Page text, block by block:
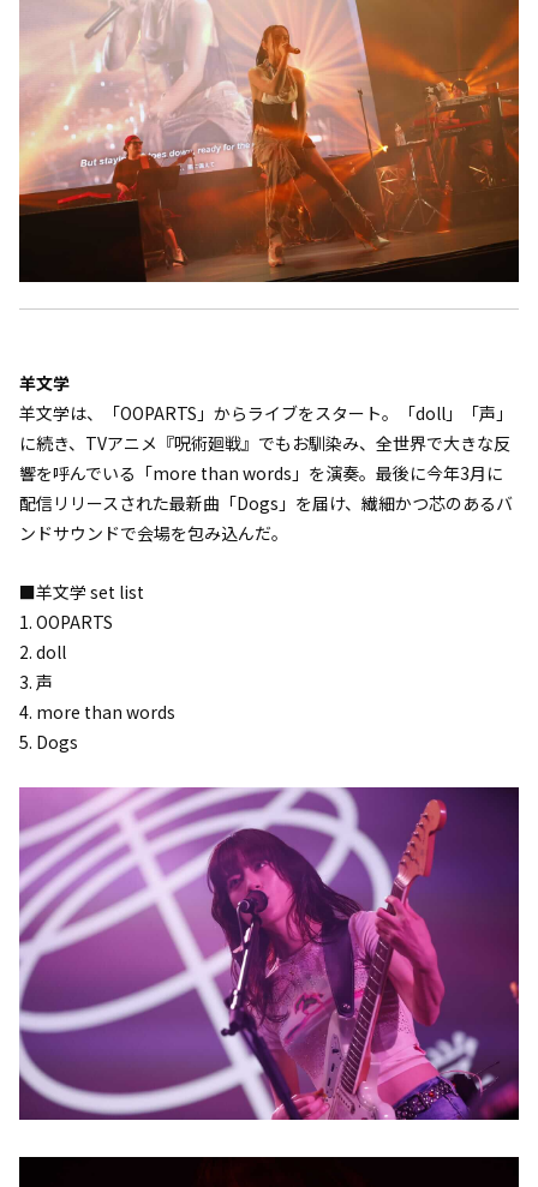
羊文学
羊文学は、「OOPARTS」からライブをスタート。「doll」「声」
に続き、TVアニメ『呪術廻戦』でもお馴染み、全世界で大きな反
響を呼んでいる「more than words」を演奏。最後に今年3月に
配信リリースされた最新曲「Dogs」を届け、繊細かつ芯のあるバ
ンドサウンドで会場を包み込んだ。
■羊文学 set list
1. OOPARTS
2. doll
3. 声
4. more than words
5. Dogs